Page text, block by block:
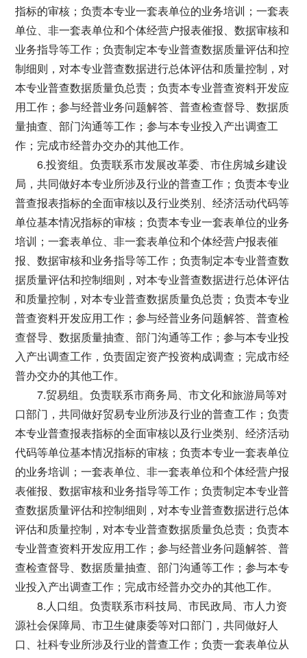
指标的审核；负责本专业一套表单位的业务培训；一套表
单位、非一套表单位和个体经营户报表催报、数据审核和
业务指导等工作；负责制定本专业普查数据质量评估和控
制细则，对本专业普查数据进行总体评估和质量控制，对
本专业普查数据质量负总责；负责本专业普查资料开发应
用工作；参与经普业务问题解答、普查检查督导、数据质
量抽查、部门沟通等工作；参与本专业投入产出调查工
作；完成市经普办交办的其他工作。
6.投资组。负责联系市发展改革委、市住房城乡建设
局，共同做好本专业所涉及行业的普查工作；负责本专业
普查报表指标的全面审核以及行业类别、经济活动代码等
单位基本情况指标的审核；负责本专业一套表单位的业务
培训；一套表单位、非一套表单位和个体经营户报表催
报、数据审核和业务指导等工作；负责制定本专业普查数
据质量评估和控制细则，对本专业普查数据进行总体评估
和质量控制，对本专业普查数据质量负总责；负责本专业
普查资料开发应用工作；参与经普业务问题解答、普查检
查督导、数据质量抽查、部门沟通等工作；参与本专业投
入产出调查工作，负责固定资产投资构成调查；完成市经
普办交办的其他工作。
7.贸易组。负责联系市商务局、市文化和旅游局等对
口部门，共同做好贸易专业所涉及行业的普查工作；负责
本专业普查报表指标的全面审核以及行业类别、经济活动
代码等单位基本情况指标的审核；负责本专业一套表单位
的业务培训；一套表单位、非一套表单位和个体经营户报
表催报、数据审核和业务指导等工作；负责制定本专业普
查数据质量评估和控制细则，对本专业普查数据进行总体
评估和质量控制，对本专业普查数据质量负总责；负责本
专业普查资料开发应用工作；参与经普业务问题解答、普
查检查督导、数据质量抽查、部门沟通等工作；参与本专
业投入产出调查工作；完成市经普办交办的其他工作。
8.人口组。负责联系市科技局、市民政局、市人力资
源社会保障局、市卫生健康委等对口部门，共同做好人
口、社科专业所涉及行业的普查工作；负责一套表单位从